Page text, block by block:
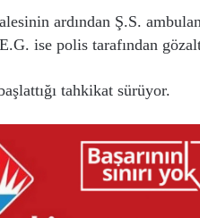
ardından Ş.S.
ise polis tarafından
tahkikat sürüyor.